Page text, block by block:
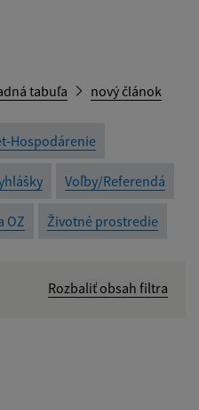
tabuľa nový článok
Hospodárenie
Voľby/Referendá
OZ Životné prostredie
Rozbaliť obsah filtra